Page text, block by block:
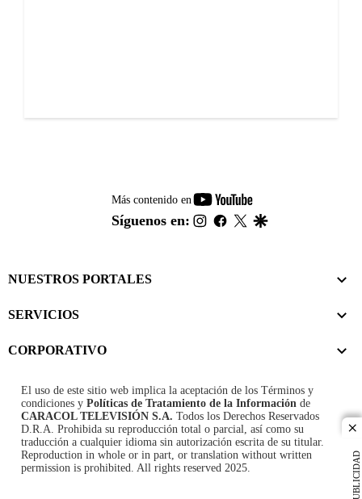
PUBLICIDAD
Más contenido en
youtube-
footer
Síguenos en: instagram
facebook
twitter
NUESTROS PORTALES
SERVICIOS
CORPORATIVO
El uso de este sitio web implica la aceptación de los Términos y
condiciones y Políticas de Tratamiento de la Información de
CARACOL TELEVISIÓN S.A. Todos los Derechos Reservados
D.R.A. Prohibida su reproducción total o parcial, así como su
traducción a cualquier idioma sin autorización escrita de su titular.
Reproduction in whole or in part, or translation without written
permission is prohibited. All rights reserved 2025.